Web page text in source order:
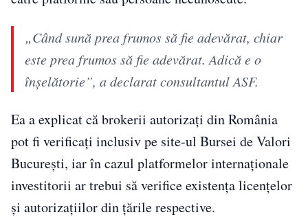
„Când sună prea frumos să fie adevărat, chiar
este prea frumos să fie adevărat. Adică e o
înșelătorie”, a declarat consultantul ASF.
Ea a explicat că brokerii autorizați din România
pot fi verificați inclusiv pe site-ul Bursei de Valori
București, iar în cazul platformelor internaționale
investitorii ar trebui să verifice existența licențelor
și autorizațiilor din țările respective.